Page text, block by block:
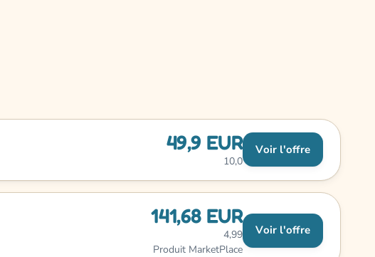
49,9 EUR
10,0
Voir l'offre
141,68 EUR
4,99
Produit MarketPlace
Voir l'offre